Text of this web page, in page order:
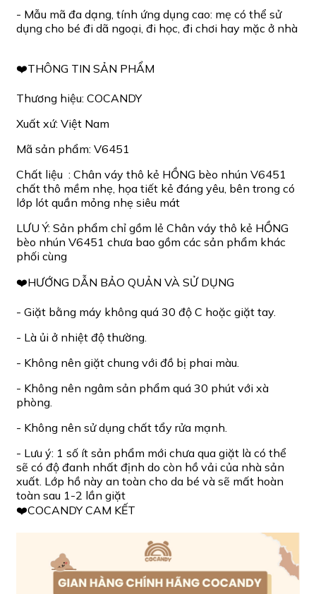
- Mẫu mã đa dạng, tính ứng dụng cao: mẹ có thể sử
dụng cho bé đi dã ngoại, đi học, đi chơi hay mặc ở nhà
❤️THÔNG TIN SẢN PHẨM
Thương hiệu: COCANDY
Xuất xứ: Việt Nam
Mã sản phẩm: V6451
Chất liệu : Chân váy thô kẻ HỒNG bèo nhún V6451
chất thô mềm nhẹ, họa tiết kẻ đáng yêu, bên trong có
lớp lót quần mỏng nhẹ siêu mát
LƯU Ý: Sản phẩm chỉ gồm lẻ Chân váy thô kẻ HỒNG
bèo nhún V6451 chưa bao gồm các sản phẩm khác
phối cùng
❤️HƯỚNG DẪN BẢO QUẢN VÀ SỬ DỤNG
- Giặt bằng máy không quá 30 độ C hoặc giặt tay.
- Là ủi ở nhiệt độ thường.
- Không nên giặt chung với đồ bị phai màu.
- Không nên ngâm sản phẩm quá 30 phút với xà
phòng.
- Không nên sử dụng chất tẩy rửa mạnh.
- Lưu ý: 1 số ít sản phẩm mới chưa qua giặt là có thể
sẽ có độ đanh nhất định do còn hồ vải của nhà sản
xuất. Lớp hồ này an toàn cho da bé và sẽ mất hoàn
toàn sau 1-2 lần giặt
❤️COCANDY CAM KẾT